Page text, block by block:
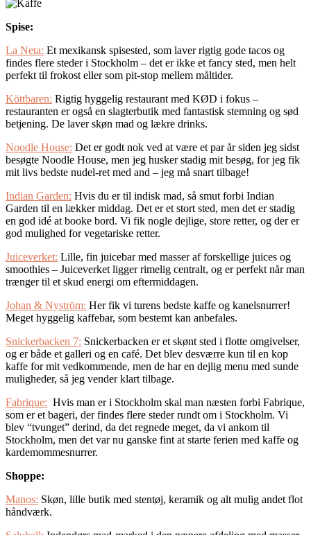
Spise:
La Neta: Et mexikansk spisested, som laver rigtig gode tacos og
findes flere steder i Stockholm – det er ikke et fancy sted, men helt
perfekt til frokost eller som pit-stop mellem måltider.
Köttbaren: Rigtig hyggelig restaurant med KØD i fokus –
restauranten er også en slagterbutik med fantastisk stemning og sød
betjening. De laver skøn mad og lækre drinks.
Noodle House: Det er godt nok ved at være et par år siden jeg sidst
besøgte Noodle House, men jeg husker stadig mit besøg, for jeg fik
mit livs bedste nudel-ret med and – jeg må snart tilbage!
Indian Garden: Hvis du er til indisk mad, så smut forbi Indian
Garden til en lækker middag. Det er et stort sted, men det er stadig
en god idé at booke bord. Vi fik nogle dejlige, store retter, og der er
god mulighed for vegetariske retter.
Juiceverket: Lille, fin juicebar med masser af forskellige juices og
smoothies – Juiceverket ligger rimelig centralt, og er perfekt når man
trænger til et skud energi om eftermiddagen.
Johan & Nyström: Her fik vi turens bedste kaffe og kanelsnurrer!
Meget hyggelig kaffebar, som bestemt kan anbefales.
Snickerbacken 7: Snickerbacken er et skønt sted i flotte omgivelser,
og er både et galleri og en café. Det blev desværre kun til en kop
kaffe for mit vedkommende, men de har en dejlig menu med sunde
muligheder, så jeg vender klart tilbage.
Fabrique: Hvis man er i Stockholm skal man næsten forbi Fabrique,
som er et bageri, der findes flere steder rundt om i Stockholm. Vi
blev “tvunget” derind, da det regnede meget, da vi ankom til
Stockholm, men det var nu ganske fint at starte ferien med kaffe og
kardemommesnurrer.
Shoppe:
Manos: Skøn, lille butik med stentøj, keramik og alt mulig andet flot
håndværk.